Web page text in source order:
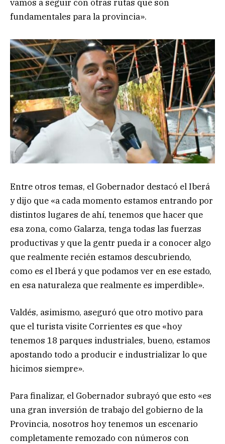
vamos a seguir con otras rutas que son
fundamentales para la provincia».
Entre otros temas, el Gobernador destacó el Iberá
y dijo que «a cada momento estamos entrando por
distintos lugares de ahí, tenemos que hacer que
esa zona, como Galarza, tenga todas las fuerzas
productivas y que la gentr pueda ir a conocer algo
que realmente recién estamos descubriendo,
como es el Iberá y que podamos ver en ese estado,
en esa naturaleza que realmente es imperdible».
Valdés, asimismo, aseguró que otro motivo para
que el turista visite Corrientes es que «hoy
tenemos 18 parques industriales, bueno, estamos
apostando todo a producir e industrializar lo que
hicimos siempre».
Para finalizar, el Gobernador subrayó que esto «es
una gran inversión de trabajo del gobierno de la
Provincia, nosotros hoy tenemos un escenario
completamente remozado con números con